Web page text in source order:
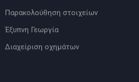
Παρακολούθηση στοιχείων
Έξυπνη Γεωργία
Διαχείριση οχημάτων